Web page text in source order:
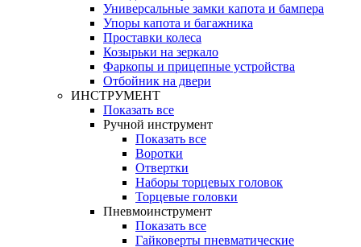
Универсальные замки капота и бампера
Упоры капота и багажника
Проставки колеса
Козырьки на зеркало
Фаркопы и прицепные устройства
Отбойник на двери
ИНСТРУМЕНТ
Показать все
Ручной инструмент
Показать все
Воротки
Отвертки
Наборы торцевых головок
Торцевые головки
Пневмоинструмент
Показать все
Гайковерты пневматические